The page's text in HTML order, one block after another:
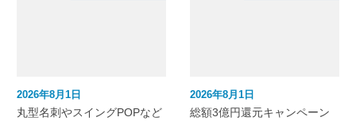
2026年8月1日
丸型名刺やスイングPOPなど
2026年8月1日
総額3億円還元キャンペーン